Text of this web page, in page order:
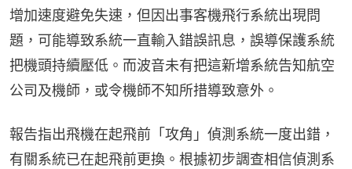
增加速度避免失速，但因出事客機飛行系統出現問
題，可能導致系統一直輸入錯誤訊息，誤導保護系統
把機頭持續壓低。而波音未有把這新增系統告知航空
公司及機師，或令機師不知所措導致意外。
報告指出飛機在起飛前「攻角」偵測系統一度出錯，
有關系統已在起飛前更換。根據初步調查相信偵測系